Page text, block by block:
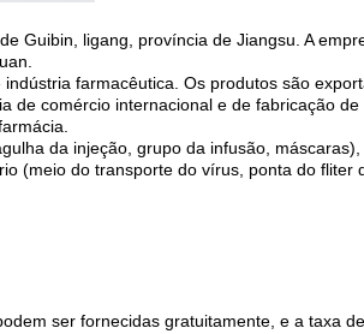
Guibin, ligang, província de Jiangsu. A
farmacêutica. Os produtos são
comércio internacional e de fabricação
da injeção, grupo da infusão,
(meio do transporte do vírus, ponta do
ser fornecidas gratuitamente, e a taxa